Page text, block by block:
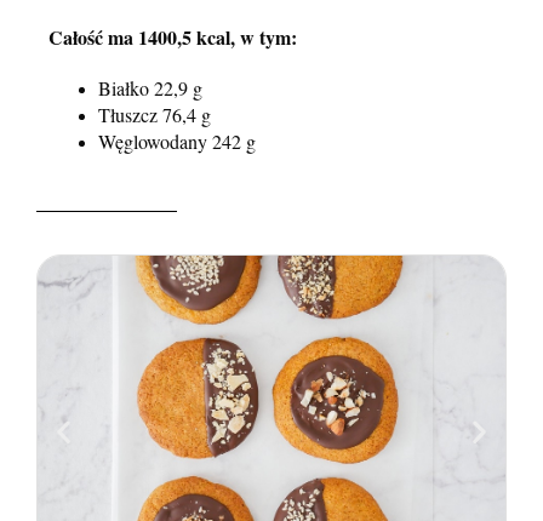
Całość ma 1400,5 kcal, w tym:
Białko 22,9 g
Tłuszcz 76,4 g
Węglowodany 242 g